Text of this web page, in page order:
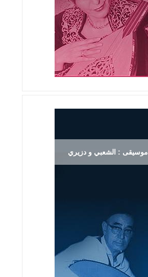
موسيقى : الشعبي و دزيري